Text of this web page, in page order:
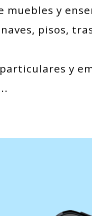
muebles y
pisos,
y